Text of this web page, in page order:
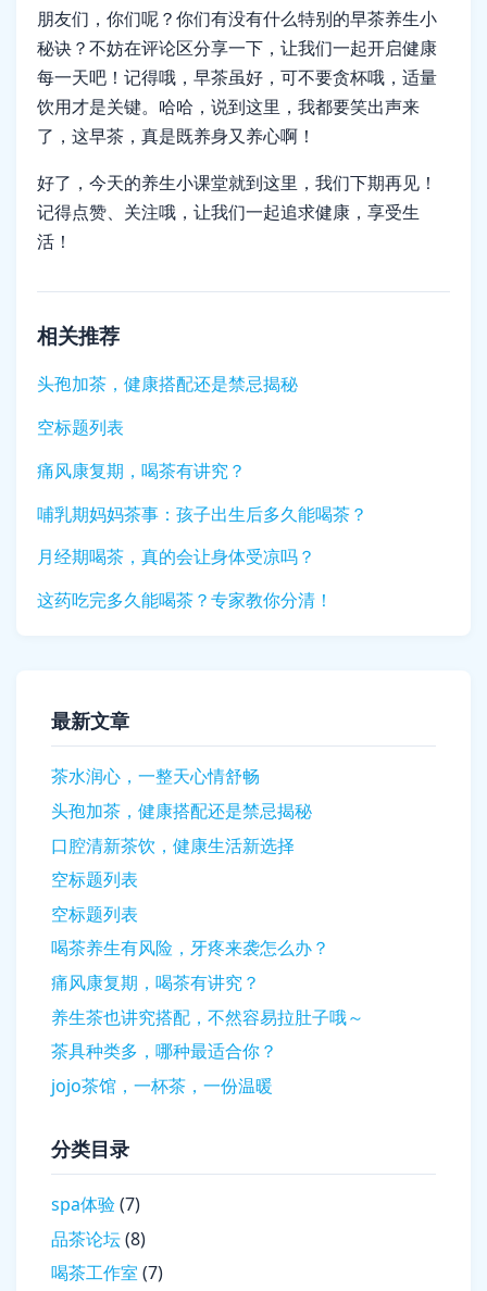
朋友们，你们呢？你们有没有什么特别的早茶养生小
秘诀？不妨在评论区分享一下，让我们一起开启健康
每一天吧！记得哦，早茶虽好，可不要贪杯哦，适量
饮用才是关键。哈哈，说到这里，我都要笑出声来
了，这早茶，真是既养身又养心啊！
好了，今天的养生小课堂就到这里，我们下期再见！
记得点赞、关注哦，让我们一起追求健康，享受生
活！
相关推荐
头孢加茶，健康搭配还是禁忌揭秘
空标题列表
痛风康复期，喝茶有讲究？
哺乳期妈妈茶事：孩子出生后多久能喝茶？
月经期喝茶，真的会让身体受凉吗？
这药吃完多久能喝茶？专家教你分清！
最新文章
茶水润心，一整天心情舒畅
头孢加茶，健康搭配还是禁忌揭秘
口腔清新茶饮，健康生活新选择
空标题列表
空标题列表
喝茶养生有风险，牙疼来袭怎么办？
痛风康复期，喝茶有讲究？
养生茶也讲究搭配，不然容易拉肚子哦～
茶具种类多，哪种最适合你？
jojo茶馆，一杯茶，一份温暖
分类目录
spa体验(7)
品茶论坛(8)
喝茶工作室(7)